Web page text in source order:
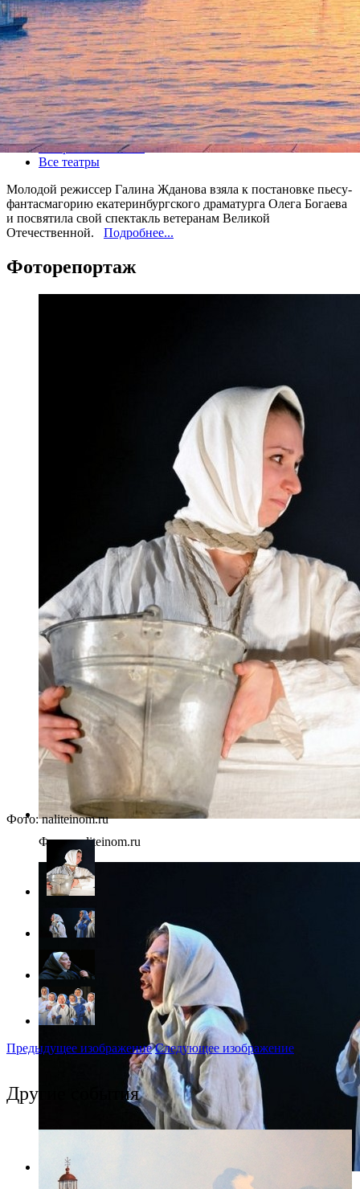
Марьино поле
29 августа 2012, среда,19.00
Версия для печати
Все спектакли
Театр на Литейном
Все театры
Молодой режиссер Галина Жданова взяла к постановке пьесу-
фантасмагорию екатеринбургского драматурга Олега Богаева
и посвятила свой спектакль ветеранам Великой
Отечественной. Подробнее...
Фоторепортаж
Фото: naliteinom.ru
Фото: naliteinom.ru
Предыдущее изображение Следующее изображение
Другие события